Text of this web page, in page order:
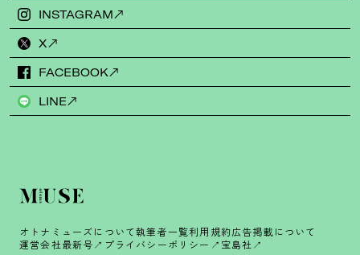
INSTAGRAM
X
FACEBOOK
LINE
オトナミューズについて執筆者一覧利用規約広告掲載について
運営会社最新号 プライバシーポリシー 宝島社